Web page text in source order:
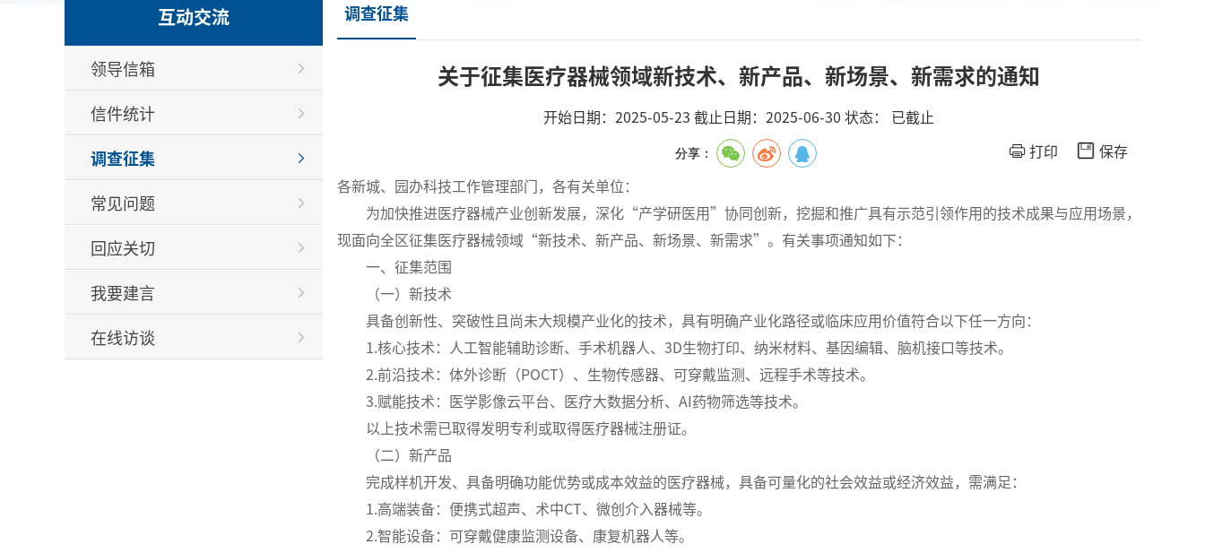
互动交流
领导信箱
信件统计
调查征集
常见问题
回应关切
我要建言
在线访谈
调查征集
关于征集医疗器械领域新技术、新产品、新场景、新需求的通知
开始日期： 2025-05-23 截止日期： 2025-06-30 状态： 已截止
打印
保存
分享：
各新城、园办科技工作管理部门，各有关单位：
为加快推进医疗器械产业创新发展，深化“产学研医用”协同创新，挖掘和推广具有示范引领作用的技术成果与应用场景，
现面向全区征集医疗器械领域“新技术、新产品、新场景、新需求”。有关事项通知如下：
一、征集范围
（一）新技术
具备创新性、突破性且尚未大规模产业化的技术，具有明确产业化路径或临床应用价值符合以下任一方向：
1.核心技术：人工智能辅助诊断、手术机器人、3D生物打印、纳米材料、基因编辑、脑机接口等技术。
2.前沿技术：体外诊断（POCT）、生物传感器、可穿戴监测、远程手术等技术。
3.赋能技术：医学影像云平台、医疗大数据分析、AI药物筛选等技术。
以上技术需已取得发明专利或取得医疗器械注册证。
（二）新产品
完成样机开发、具备明确功能优势或成本效益的医疗器械，具备可量化的社会效益或经济效益，需满足：
1.高端装备：便携式超声、术中CT、微创介入器械等。
2.智能设备：可穿戴健康监测设备、康复机器人等。